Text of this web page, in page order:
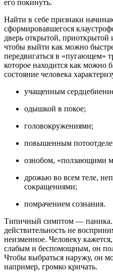
его покинуть.
Найти в себе признаки
сформировавшегося
дверь открытой, приоткрытой
чтобы выйти как можно
передвигаться в «пугающем»
которое находится как можно
состояние человека
учащенным
одышкой в покое;
головокружениями;
повышенным
ознобом, «ползающими
дрожью во всем теле,
сокращениями;
помрачением сознания.
Типичный симптом —
действительность не
неизменное. Человеку
слабым и беспомощным, он
Чтобы выбраться наружу, он
например, громко кричать.